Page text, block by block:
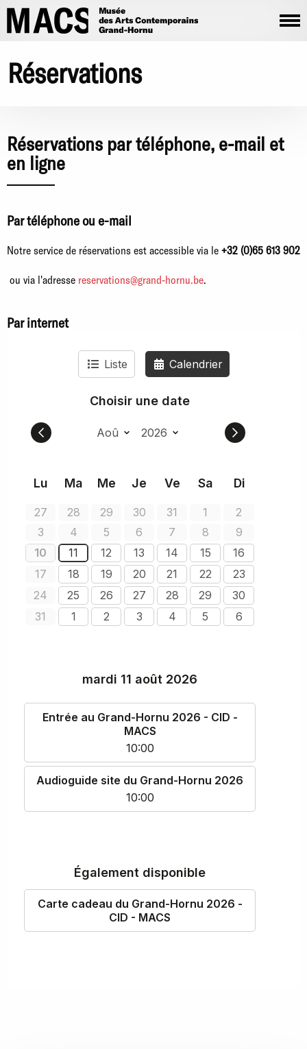
Aller au contenu principal
Réservations
Réservations par téléphone, e-mail et
en ligne
Par téléphone ou e-mail
Notre service de réservations est accessible via le +32 (0)65 613 902
ou via l'adresse reservations@grand-hornu.be.
Par internet